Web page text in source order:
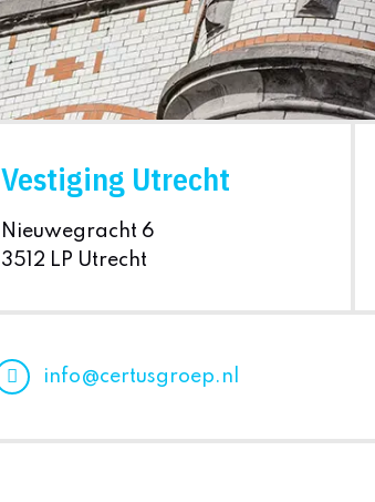
Vestiging Utrecht
Nieuwegracht 6
3512 LP Utrecht
info@certusgroep.nl